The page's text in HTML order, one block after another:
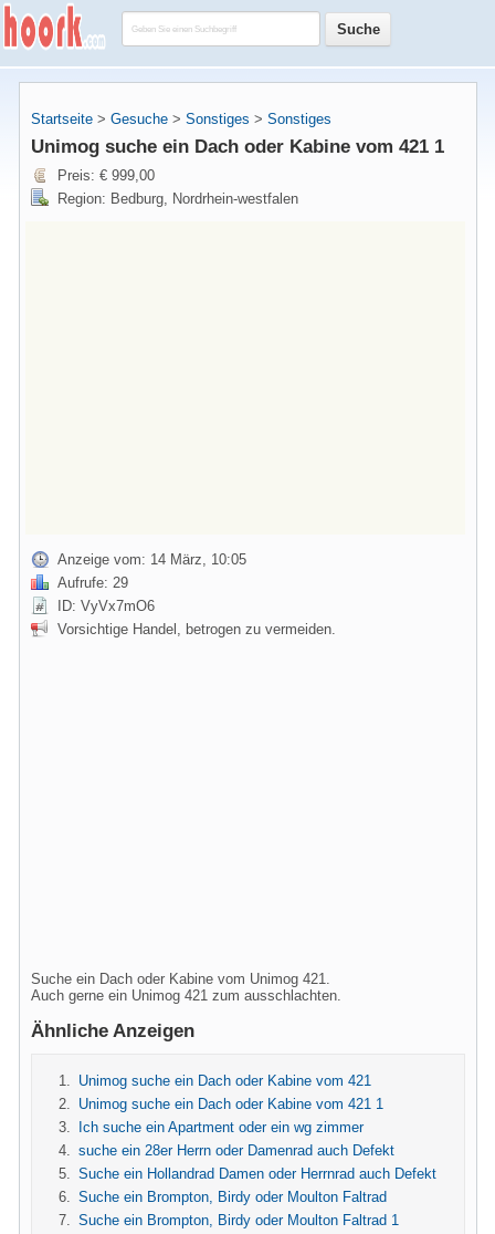
Startseite > Gesuche > Sonstiges > Sonstiges
Unimog suche ein Dach oder Kabine vom 421 1
Preis: € 999,00
Region: Bedburg, Nordrhein-westfalen
Anzeige vom: 14 März, 10:05
Aufrufe: 29
ID: VyVx7mO6
Vorsichtige Handel, betrogen zu vermeiden.
Suche ein Dach oder Kabine vom Unimog 421.
Auch gerne ein Unimog 421 zum ausschlachten.
Ähnliche Anzeigen
Unimog suche ein Dach oder Kabine vom 421
Unimog suche ein Dach oder Kabine vom 421 1
Ich suche ein Apartment oder ein wg zimmer
suche ein 28er Herrn oder Damenrad auch Defekt
Suche ein Hollandrad Damen oder Herrnrad auch Defekt
Suche ein Brompton, Birdy oder Moulton Faltrad
Suche ein Brompton, Birdy oder Moulton Faltrad 1